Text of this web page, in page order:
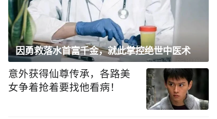
因勇救落水首富千金，就此掌控绝世中医术
意外获得仙尊传承，各路美
女争着抢着要找他看病！